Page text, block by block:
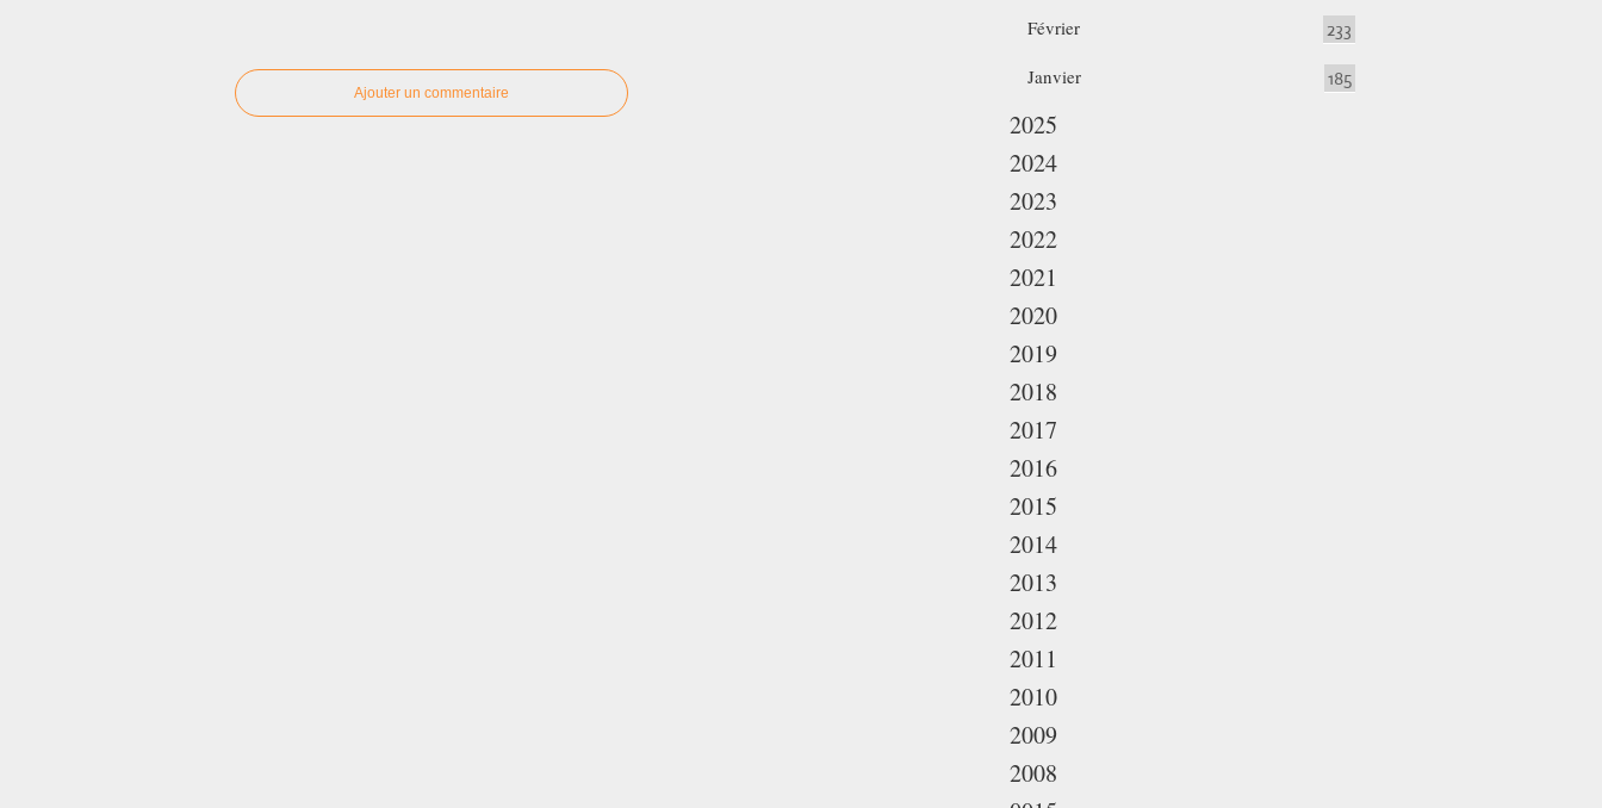
Ajouter un commentaire
Février 233
Janvier 185
2025
2024
2023
2022
2021
2020
2019
2018
2017
2016
2015
2014
2013
2012
2011
2010
2009
2008